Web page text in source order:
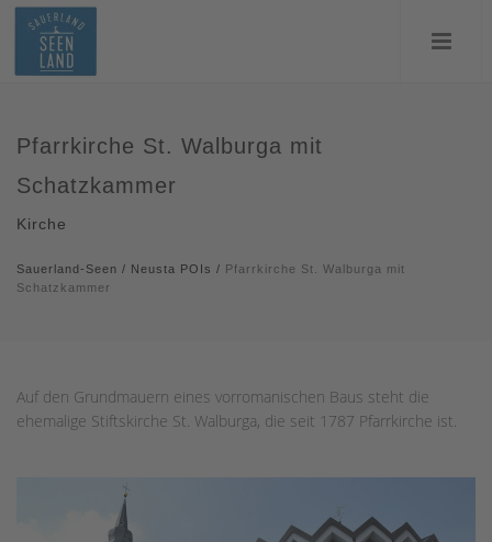
Pfarrkirche St. Walburga mit
Schatzkammer
Kirche
Sauerland-Seen / Neusta POIs / Pfarrkirche St. Walburga mit
Schatzkammer
Auf den Grundmauern eines vorromanischen Baus steht die
ehemalige Stiftskirche St. Walburga, die seit 1787 Pfarrkirche ist.